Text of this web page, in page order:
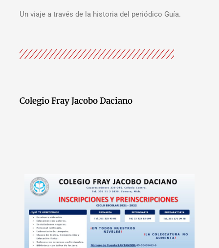
Un viaje a través de la historia del periódico Guía.
Colegio Fray Jacobo Daciano